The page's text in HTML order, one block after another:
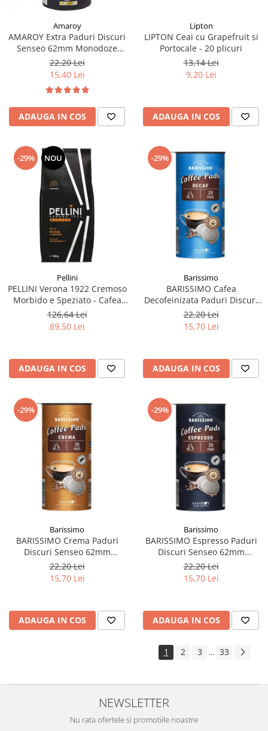
Amaroy
AMAROY Extra Paduri Discuri
Senseo 62mm Monodoze
20buc 140g
22,20 Lei
15,40 Lei
ADAUGA IN COS
Lipton
LIPTON Ceai cu Grapefruit si
Portocale - 20 plicuri
13,14 Lei
9,20 Lei
ADAUGA IN COS
-29% NOU
Pellini
PELLINI Verona 1922 Cremoso
Morbido e Speziato - Cafea
Boabe 1kg
126,64 Lei
89,50 Lei
ADAUGA IN COS
-29%
Barissimo
BARISSIMO Cafea
Decofeinizata Paduri Discuri
Senseo 62mm Monodoze
20buc - 140g
22,20 Lei
15,70 Lei
ADAUGA IN COS
-29%
Barissimo
BARISSIMO Crema Paduri
Discuri Senseo 62mm
Monodoze 20buc 140g
22,20 Lei
15,70 Lei
ADAUGA IN COS
-29%
Barissimo
BARISSIMO Espresso Paduri
Discuri Senseo 62mm
Monodoze 20buc 140g
22,20 Lei
15,70 Lei
ADAUGA IN COS
1 2 3 ... 33
NEWSLETTER
Nu rata ofertele si promotiile noastre